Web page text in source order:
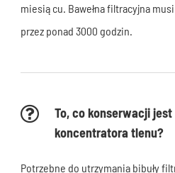
miesiącu. Bawełna filtracyjna
przez ponad 3000 godzin.
To, co konserwacji
koncentratora tlenu?
Potrzebne do utrzymania bibuły